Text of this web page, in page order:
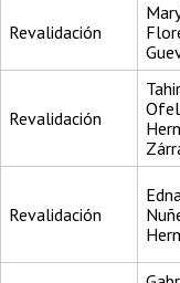
Revalidación
Revalidación
Revalidación